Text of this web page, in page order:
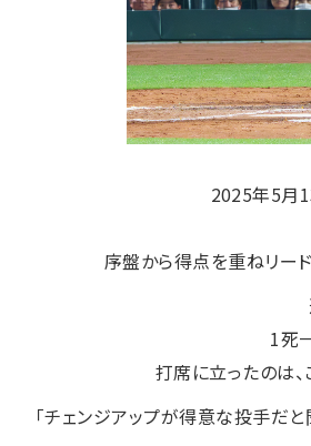
2025年5月
序盤から得点を重ねリー
1死
打席に立ったのは
「チェンジアップが得意な投手だ